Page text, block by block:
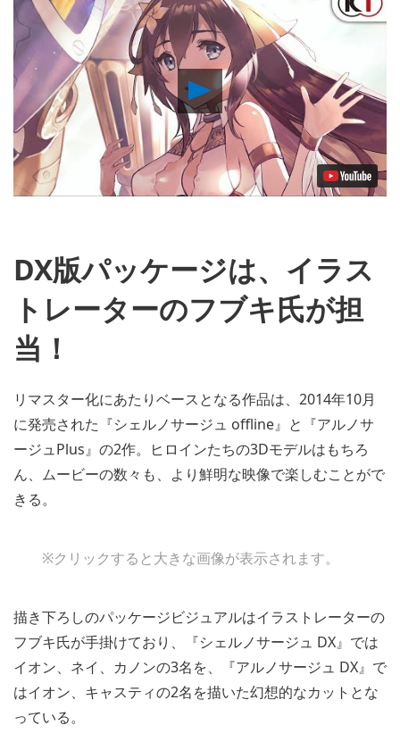
Play
Video
DX版パッケージは、イラス
トレーターのフブキ氏が担
当！
リマスター化にあたりベースとなる作品は、2014年10月
に発売された『シェルノサージュ offline』と『アルノサ
ージュPlus』の2作。ヒロインたちの3Dモデルはもちろ
ん、ムービーの数々も、より鮮明な映像で楽しむことがで
きる。
※クリックすると大きな画像が表示されます。
描き下ろしのパッケージビジュアルはイラストレーターの
フブキ氏が手掛けており、『シェルノサージュ DX』では
イオン、ネイ、カノンの3名を、『アルノサージュ DX』で
はイオン、キャスティの2名を描いた幻想的なカットとな
っている。